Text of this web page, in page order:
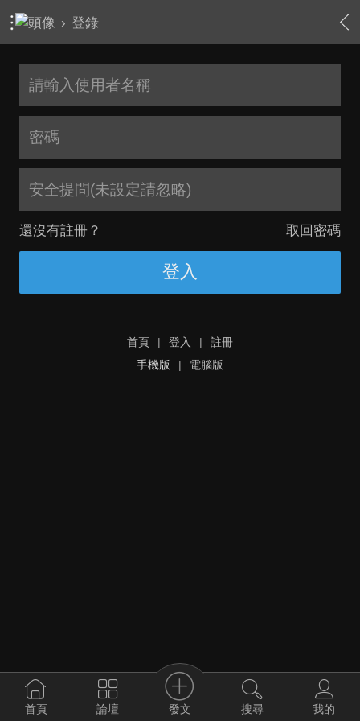
› 登錄
安全提問(未設定請忽略)
還沒有註冊？ 取回密碼
登入
首頁 | 登入 |
註冊
手機版
| 電腦版
首頁 論壇 發文 搜尋 我的